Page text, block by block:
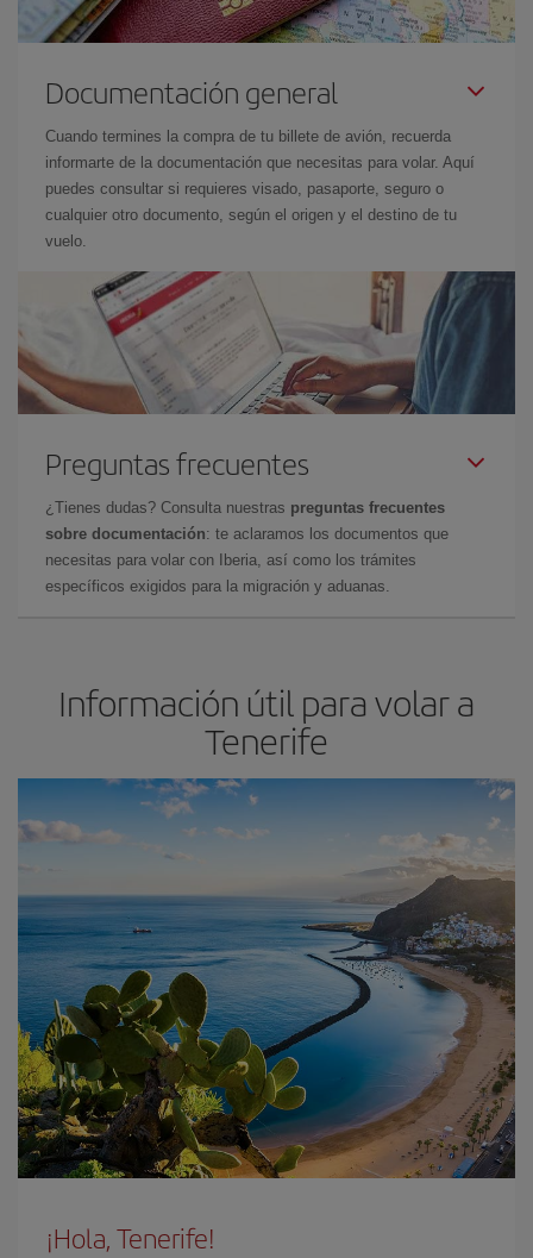
Documentación general
Cuando termines la compra de tu billete de avión, recuerda
informarte de la documentación que necesitas para volar. Aquí
puedes consultar si requieres visado, pasaporte, seguro o
cualquier otro documento, según el origen y el destino de tu
vuelo.
Preguntas frecuentes
¿Tienes dudas? Consulta nuestras preguntas frecuentes
sobre documentación: te aclaramos los documentos que
necesitas para volar con Iberia, así como los trámites
específicos exigidos para la migración y aduanas.
Información útil para volar a
Tenerife
¡Hola, Tenerife!